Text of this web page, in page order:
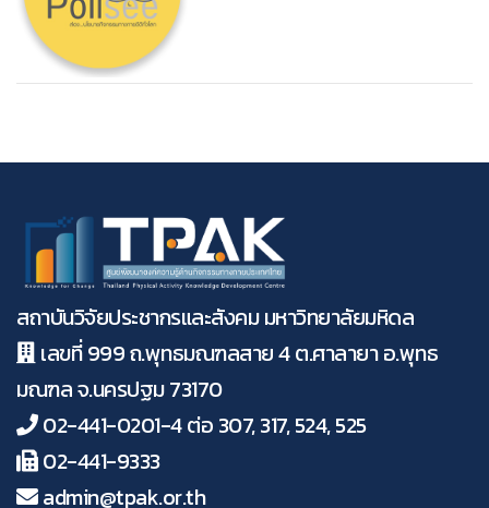
สถาบันวิจัยประชากรและสังคม มหาวิทยาลัยมหิดล
เลขที่ 999 ถ.พุทธมณฑลสาย 4 ต.ศาลายา อ.พุทธ
มณฑล จ.นครปฐม 73170
02-441-0201-4 ต่อ 307, 317, 524, 525
02-441-9333
admin@tpak.or.th